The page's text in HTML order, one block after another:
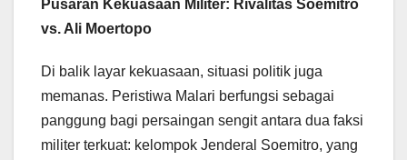
Pusaran Kekuasaan Militer: Rivalitas Soemitro
vs. Ali Moertopo
Di balik layar kekuasaan, situasi politik juga
memanas. Peristiwa Malari berfungsi sebagai
panggung bagi persaingan sengit antara dua faksi
militer terkuat: kelompok Jenderal Soemitro, yang